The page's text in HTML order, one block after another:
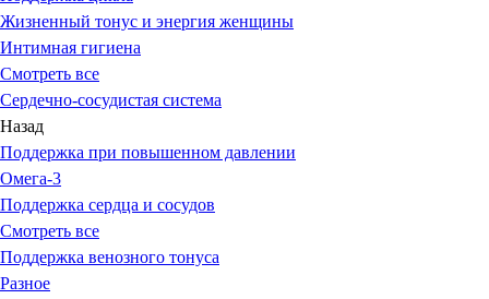
Жизненный тонус и энергия женщины
Интимная гигиена
Смотреть все
Сердечно-сосудистая система
Назад
Поддержка при повышенном давлении
Омега-3
Поддержка сердца и сосудов
Смотреть все
Поддержка венозного тонуса
Разное